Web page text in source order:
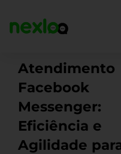
para
Atendimento
Facebook
Messenger:
Eficiência e
Agilidade